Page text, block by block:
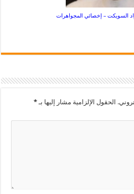
السويكت – إخصائي المجواهرات
الحقول الإلزامية مشار إليها بـ*